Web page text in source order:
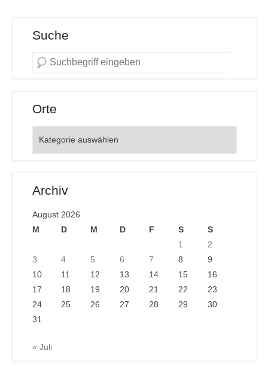
Suche
Orte
Archiv
August 2026
M
D M D F S
S
1
2
3
4 5 6 7 8
9
10
11 12 13 14 15
16
17
18 19 20 21 22
23
24
25 26 27 28 29
30
31
« Juli